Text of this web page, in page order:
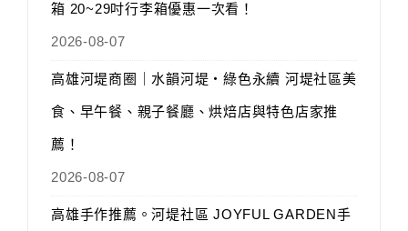
箱 20~29吋行李箱優惠一次看！
2026-08-07
高雄河堤商圈｜水韻河堤‧綠色永續 河堤社區美
食、早午餐、親子餐廳、烘焙店與特色店家推
薦！
2026-08-07
高雄手作推薦。河堤社區 JOYFUL GARDEN手